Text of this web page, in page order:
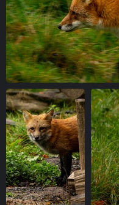
IMG 6963-1
vue 4766 fois